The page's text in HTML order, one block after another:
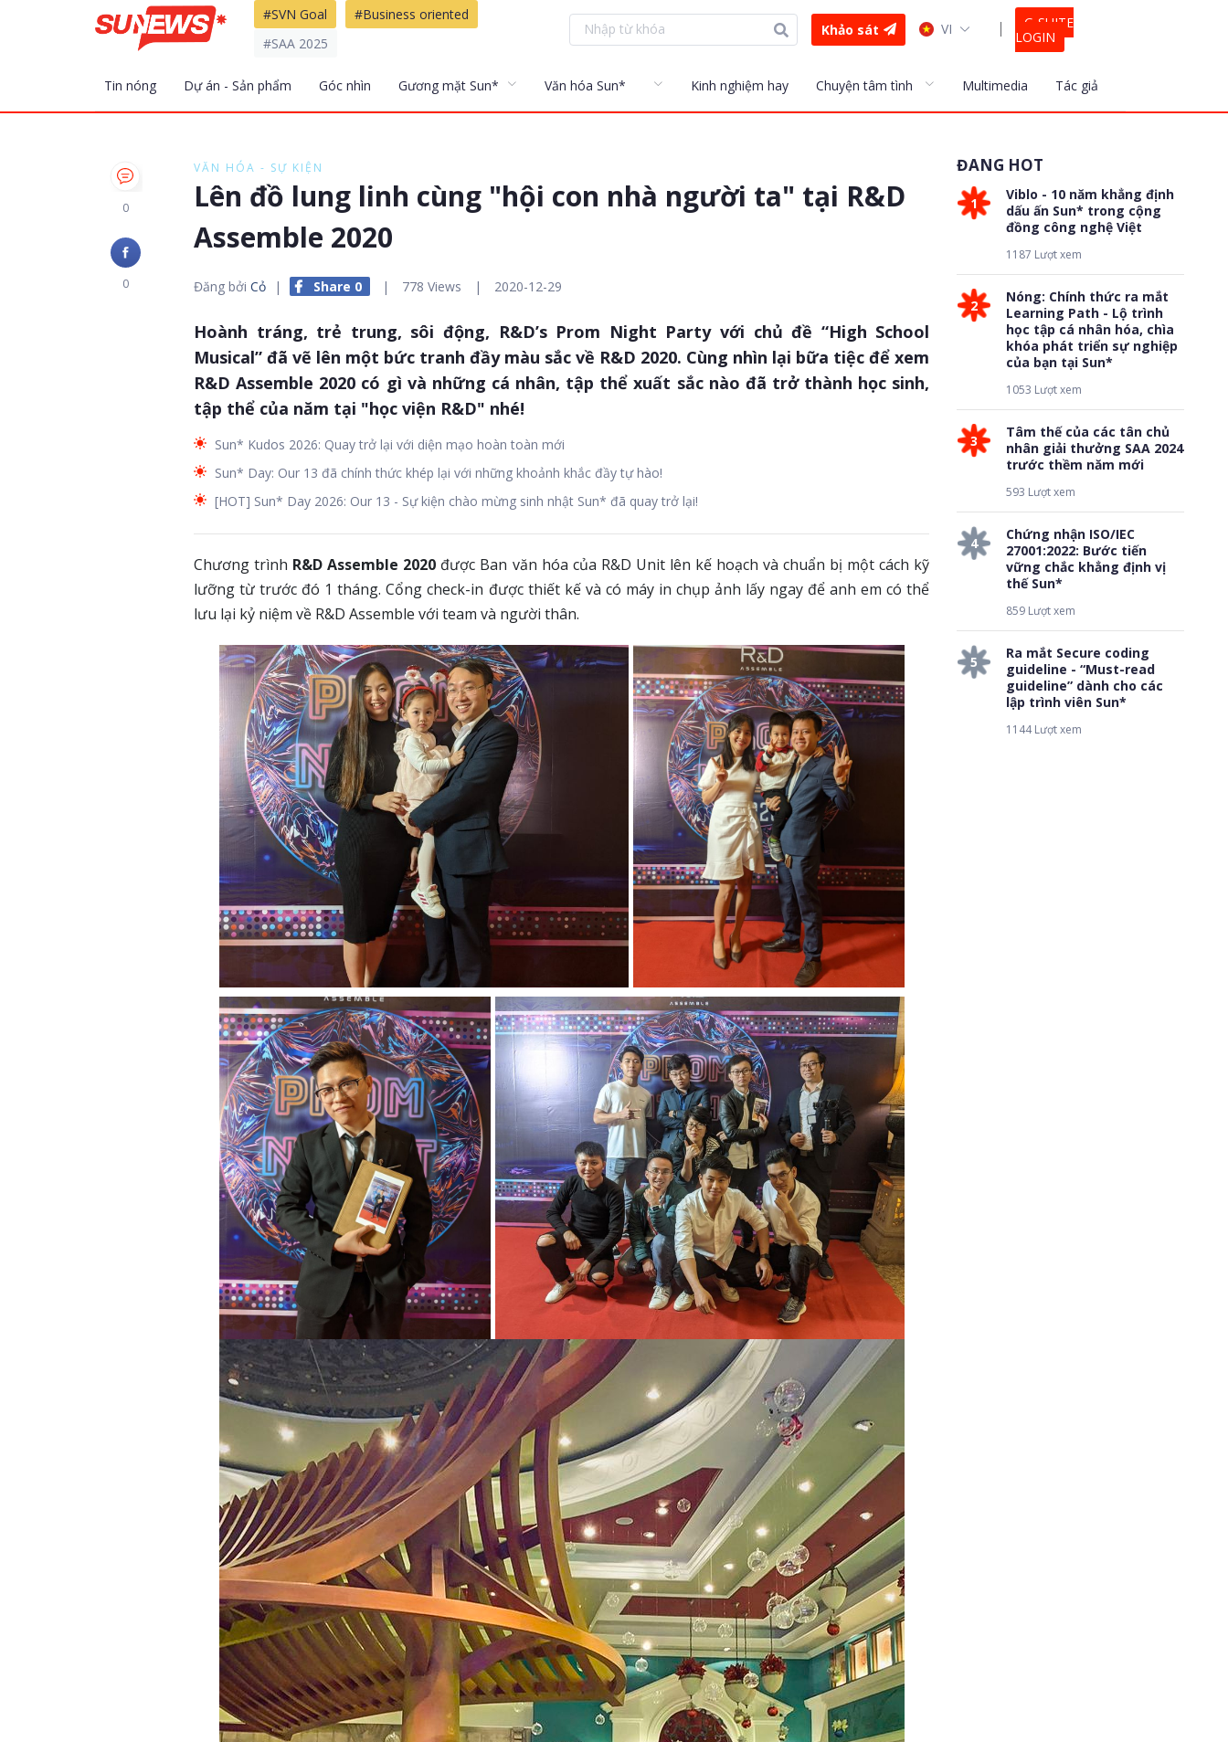
#SVN Goal
#Business oriented
#SAA 2025
Khảo sát VI
G-SUITE
LOGIN
Tin nóng Dự án - Sản phẩm Góc nhìn Gương mặt Sun* Văn hóa Sun* Kinh nghiệm hay Chuyện tâm tình Multimedia Tác giả
0
0
VĂN HÓA - SỰ KIỆN
Lên đồ lung linh cùng "hội con nhà người ta" tại R&D
Assemble 2020
Đăng bởi Cỏ | Share 0 | 778 Views | 2020-12-29
Hoành tráng, trẻ trung, sôi động, R&D’s Prom Night Party với chủ đề “High School
Musical” đã vẽ lên một bức tranh đầy màu sắc về R&D 2020. Cùng nhìn lại bữa tiệc để xem
R&D Assemble 2020 có gì và những cá nhân, tập thể xuất sắc nào đã trở thành học sinh,
tập thể của năm tại "học viện R&D" nhé!
Sun* Kudos 2026: Quay trở lại với diện mạo hoàn toàn mới
Sun* Day: Our 13 đã chính thức khép lại với những khoảnh khắc đầy tự hào!
[HOT] Sun* Day 2026: Our 13 - Sự kiện chào mừng sinh nhật Sun* đã quay trở lại!
Chương trình R&D Assemble 2020 được Ban văn hóa của R&D Unit lên kế hoạch và chuẩn bị một cách kỹ
lưỡng từ trước đó 1 tháng. Cổng check-in được thiết kế và có máy in chụp ảnh lấy ngay để anh em có thể
lưu lại kỷ niệm về R&D Assemble với team và người thân.
ĐANG HOT
1
Viblo - 10 năm khẳng định
dấu ấn Sun* trong cộng
đồng công nghệ Việt
1187 Lượt xem
2
Nóng: Chính thức ra mắt
Learning Path - Lộ trình
học tập cá nhân hóa, chìa
khóa phát triển sự nghiệp
của bạn tại Sun*
1053 Lượt xem
3
Tâm thế của các tân chủ
nhân giải thưởng SAA 2024
trước thềm năm mới
593 Lượt xem
4
Chứng nhận ISO/IEC
27001:2022: Bước tiến
vững chắc khẳng định vị
thế Sun*
859 Lượt xem
5
Ra mắt Secure coding
guideline - “Must-read
guideline” dành cho các
lập trình viên Sun*
1144 Lượt xem